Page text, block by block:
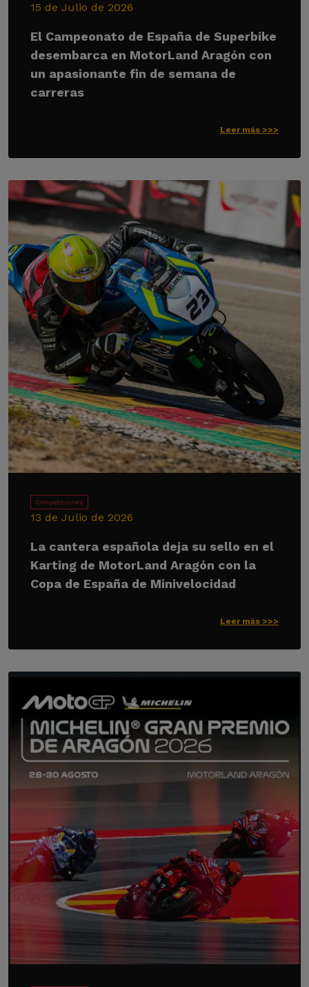
15 de Julio de 2026
El Campeonato de España de Superbike
desembarca en MotorLand Aragón con
un apasionante fin de semana de
carreras
Leer más >>>
Competiciones
13 de Julio de 2026
La cantera española deja su sello en el
Karting de MotorLand Aragón con la
Copa de España de Minivelocidad
Leer más >>>